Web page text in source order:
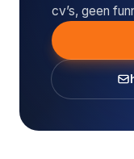
cv’s, geen